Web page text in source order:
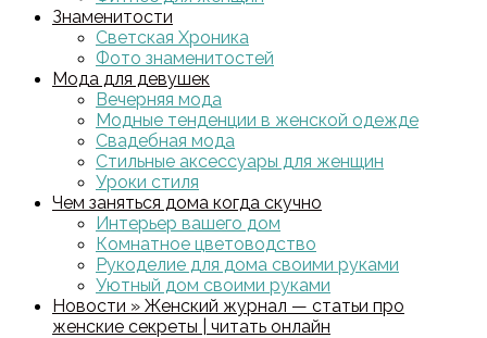
Знаменитости
Светская Хроника
Фото знаменитостей
Мода для девушек
Вечерняя мода
Модные тенденции в женской одежде
Свадебная мода
Стильные аксессуары для женщин
Уроки стиля
Чем заняться дома когда скучно
Интерьер вашего дом
Комнатное цветоводство
Рукоделие для дома своими руками
Уютный дом своими руками
Новости » Женский журнал — статьи про
женские секреты | читать онлайн